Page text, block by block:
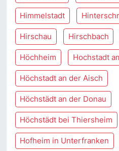
Himmelstadt
Hirschau Hirschbach
Höchheim Hochstadt
Höchstadt an der Aisch
Höchstädt an der Donau
Höchstädt bei Thiersheim
Hofheim in Unterfranken